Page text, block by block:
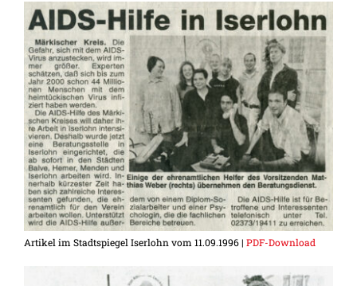
Artikel im Stadtspiegel Iserlohn vom 11.09.1996 | PDF-Download